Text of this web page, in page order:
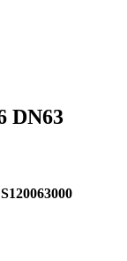
DN63
S120063000